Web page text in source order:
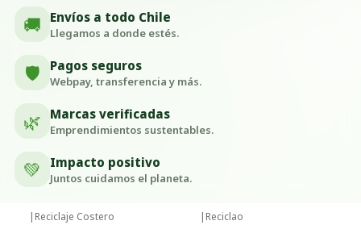
🚚 Envíos a todo Chile
Llegamos a donde estés.
🛡️ Pagos seguros
Webpay, transferencia y más.
🌿 Marcas verificadas
Emprendimientos sustentables.
💚 Impacto positivo
Juntos cuidamos el planeta.
| Reciclaje Costero | Reciclao